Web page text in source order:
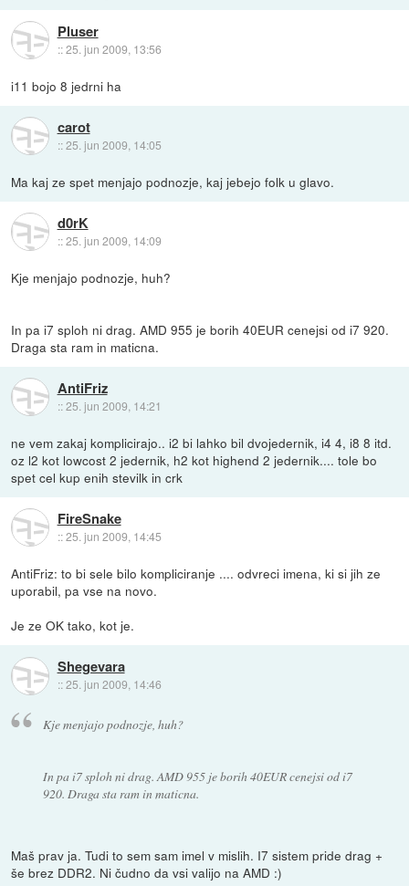
Pluser
::25. jun 2009, 13:56
i11 bojo 8 jedrni ha
carot
::25. jun 2009, 14:05
Ma kaj ze spet menjajo podnozje, kaj jebejo folk u glavo.
d0rK
::25. jun 2009, 14:09
Kje menjajo podnozje, huh?
In pa i7 sploh ni drag. AMD 955 je borih 40EUR cenejsi od i7 920.
Draga sta ram in maticna.
AntiFriz
::25. jun 2009, 14:21
ne vem zakaj komplicirajo.. i2 bi lahko bil dvojedernik, i4 4, i8 8 itd.
oz l2 kot lowcost 2 jedernik, h2 kot highend 2 jedernik.... tole bo
spet cel kup enih stevilk in crk
FireSnake
::25. jun 2009, 14:45
AntiFriz: to bi sele bilo kompliciranje .... odvreci imena, ki si jih ze
uporabil, pa vse na novo.
Je ze OK tako, kot je.
Shegevara
::25. jun 2009, 14:46
Kje menjajo podnozje, huh?
In pa i7 sploh ni drag. AMD 955 je borih 40EUR cenejsi od i7
920. Draga sta ram in maticna.
Maš prav ja. Tudi to sem sam imel v mislih. I7 sistem pride drag +
še brez DDR2. Ni čudno da vsi valijo na AMD :)